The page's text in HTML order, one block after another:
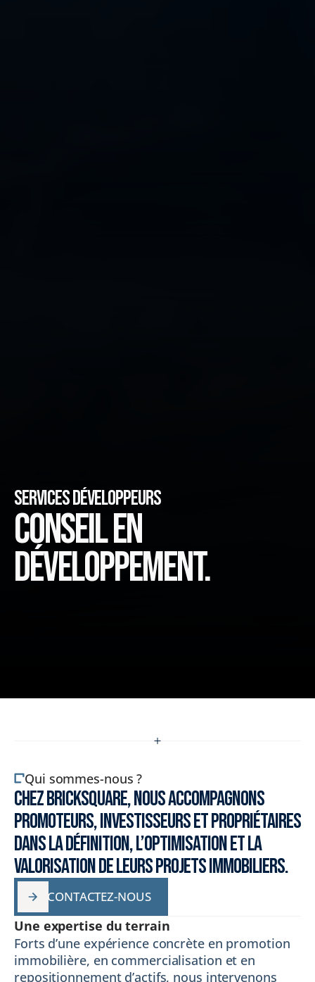
Services développeurs
Conseil en
développement.
Qui sommes-nous ?
Chez Bricksquare, nous accompagnons
promoteurs, investisseurs et propriétaires
dans la définition, l’optimisation et la
valorisation de leurs projets immobiliers.
CONTACTEZ-NOUS
CONTACTEZ-NOUS
Une expertise du terrain
Forts d’une expérience concrète en promotion
immobilière, en commercialisation et en
repositionnement d’actifs, nous intervenons